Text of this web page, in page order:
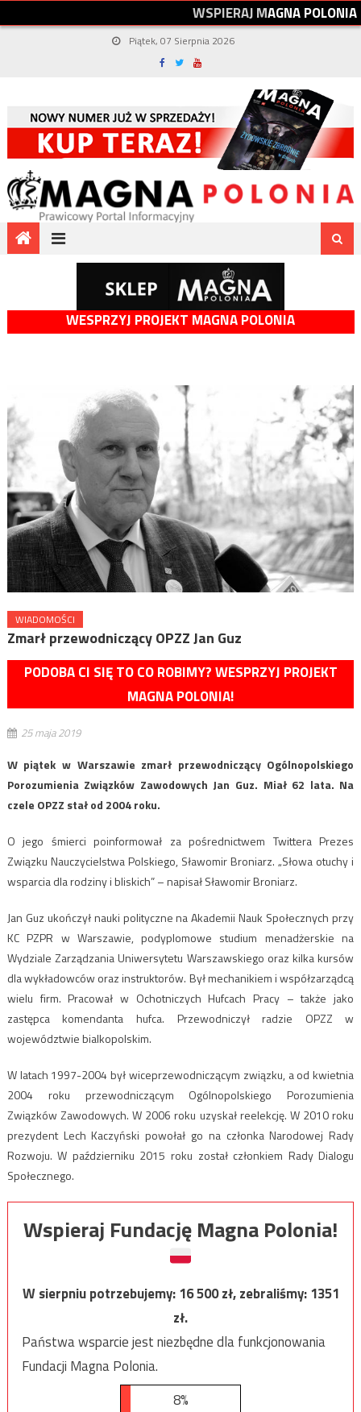
WSPIERAJMAGNAPOLONIA
Piątek, 07 Sierpnia 2026
WESPRZYJ PROJEKT MAGNA POLONIA
WIADOMOŚCI
Zmarł przewodniczący OPZZ Jan Guz
PODOBA CI SIĘ TO CO ROBIMY? WESPRZYJ PROJEKT
MAGNA POLONIA!
25 maja 2019
W piątek w Warszawie zmarł przewodniczący Ogólnopolskiego
Porozumienia Związków Zawodowych Jan Guz. Miał 62 lata. Na
czele OPZZ stał od 2004 roku.
O jego śmierci poinformował za pośrednictwem Twittera Prezes
Związku Nauczycielstwa Polskiego, Sławomir Broniarz. „Słowa otuchy i
wsparcia dla rodziny i bliskich” – napisał Sławomir Broniarz.
Jan Guz ukończył nauki polityczne na Akademii Nauk Społecznych przy
KC PZPR w Warszawie, podyplomowe studium menadżerskie na
Wydziale Zarządzania Uniwersytetu Warszawskiego oraz kilka kursów
dla wykładowców oraz instruktorów. Był mechanikiem i współzarządcą
wielu firm. Pracował w Ochotniczych Hufcach Pracy – także jako
zastępca komendanta hufca. Przewodniczył radzie OPZZ w
województwie bialkopolskim.
W latach 1997-2004 był wiceprzewodniczącym związku, a od kwietnia
2004 roku przewodniczącym Ogólnopolskiego Porozumienia
Związków Zawodowych. W 2006 roku uzyskał reelekcję. W 2010 roku
prezydent Lech Kaczyński powołał go na członka Narodowej Rady
Rozwoju. W październiku 2015 roku został członkiem Rady Dialogu
Społecznego.
Wspieraj Fundację Magna Polonia!
W sierpniu potrzebujemy:16 500zł, zebraliśmy:1351
zł.
Państwa wsparcie jest niezbędne dla funkcjonowania
Fundacji Magna Polonia.
8%